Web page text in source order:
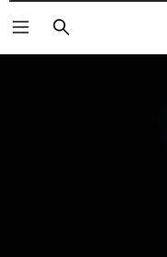
Rechercher